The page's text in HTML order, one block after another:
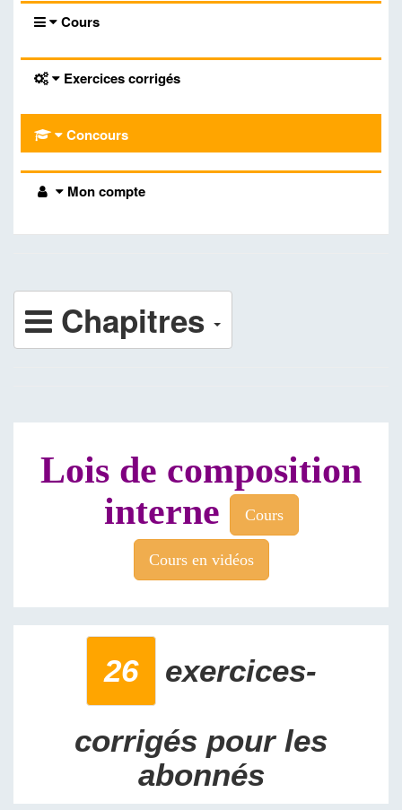
Cours
Exercices corrigés
Concours
Mon compte
Chapitres
Lois de composition
interne
Cours
Cours en vidéos
26
exercices-
corrigés pour les
abonnés